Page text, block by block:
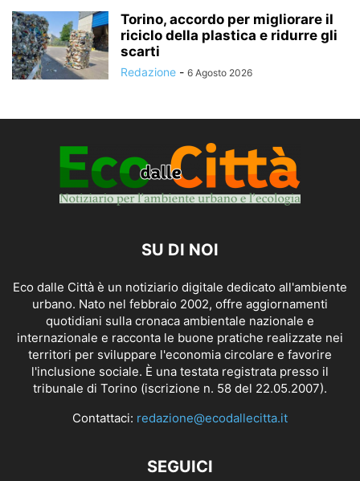
Torino, accordo per migliorare il
riciclo della plastica e ridurre gli
scarti
Redazione - 6 Agosto 2026
SU DI NOI
Eco dalle Città è un notiziario digitale dedicato all'ambiente
urbano. Nato nel febbraio 2002, offre aggiornamenti
quotidiani sulla cronaca ambientale nazionale e
internazionale e racconta le buone pratiche realizzate nei
territori per sviluppare l'economia circolare e favorire
l'inclusione sociale. È una testata registrata presso il
tribunale di Torino (iscrizione n. 58 del 22.05.2007).
Contattaci: redazione@ecodallecitta.it
SEGUICI